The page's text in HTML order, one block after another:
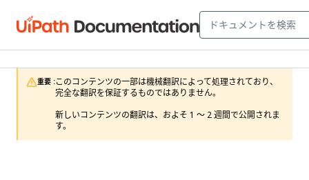
重要 :このコンテンツの一部は機械翻訳によって処理されており、
完全な翻訳を保証するものではありません。
新しいコンテンツの翻訳は、およそ 1 ～ 2 週間で公開されま
す。